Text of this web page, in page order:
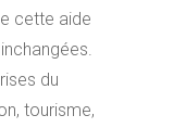
cette aide
du
tourisme,